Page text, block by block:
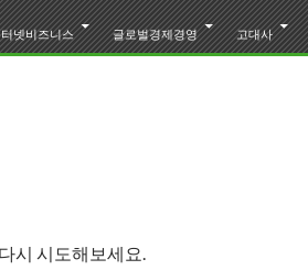
기
넷비즈니스 글로벌경제경영 고대사
시 시도해보세요.